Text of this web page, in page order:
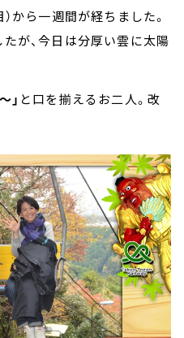
から一週間が経ちました。
が、今日は分厚い雲に太陽
」 と口を揃えるお二人。改